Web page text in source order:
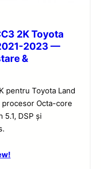
2K Toyota
2023 —
&
pentru Toyota Land
procesor Octa-core
5.1, DSP și